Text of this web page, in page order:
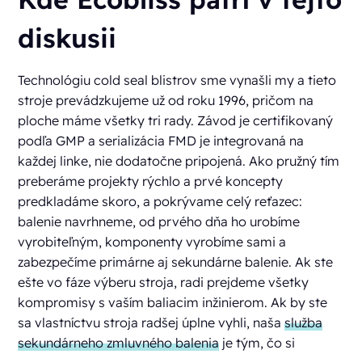
diskusii
Technológiu cold seal blistrov sme vynašli my a tieto
stroje prevádzkujeme už od roku 1996, pričom na
ploche máme všetky tri rady. Závod je certifikovaný
podľa GMP a serializácia FMD je integrovaná na
každej linke, nie dodatočne pripojená. Ako pružný tím
preberáme projekty rýchlo a prvé koncepty
predkladáme skoro, a pokrývame celý reťazec:
balenie navrhneme, od prvého dňa ho urobíme
vyrobiteľným, komponenty vyrobíme sami a
zabezpečíme primárne aj sekundárne balenie. Ak ste
ešte vo fáze výberu stroja, radi prejdeme všetky
kompromisy s vaším baliacim inžinierom. Ak by ste
sa vlastníctvu stroja radšej úplne vyhli, našaslužba
sekundárneho zmluvného balenia je tým, čo si